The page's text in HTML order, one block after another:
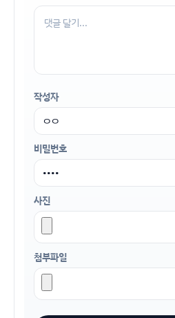
작성자
비밀번호
사진
첨부파일